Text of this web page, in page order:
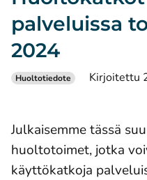
palveluissa
2024
Huoltotiedote Kirjoitettu
Julkaisemme tässä
huoltotoimet, jotka
käyttökatkoja